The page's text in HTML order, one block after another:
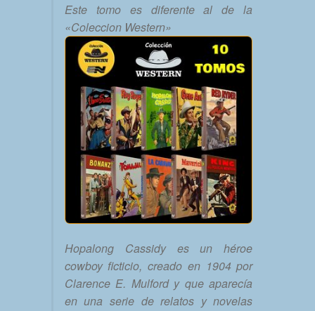
Este tomo es diferente al de la
«Coleccion Western»
Hopalong Cassidy es un héroe
cowboy ficticio, creado en 1904 por
Clarence E. Mulford y que aparecía
en una serie de relatos y novelas